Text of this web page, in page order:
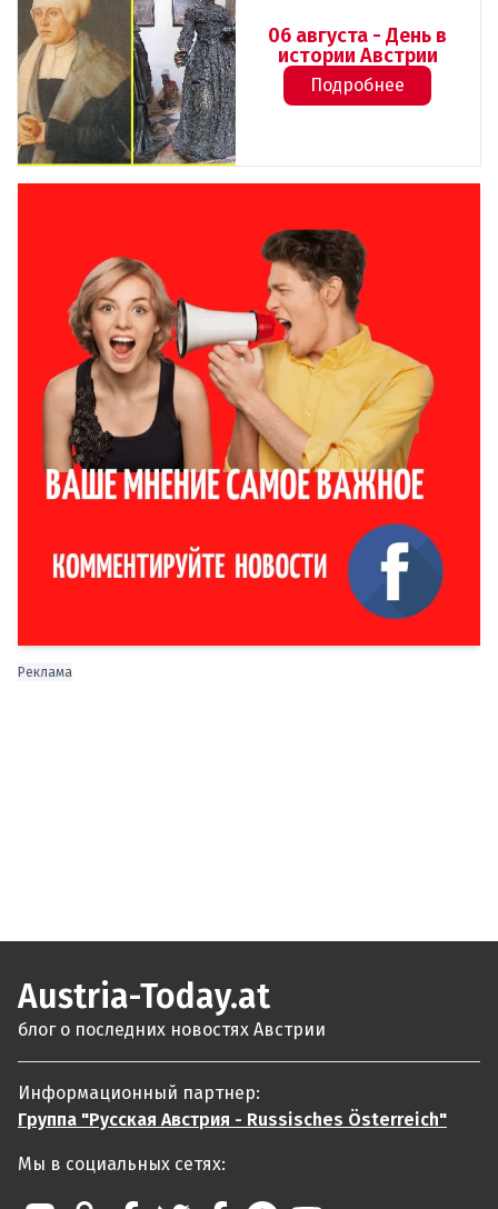
06 августа - День в
истории Австрии
Подробнее
Реклама
Austria-Today.at
блог о последних новостях Австрии
Информационный партнер:
Группа "Русская Австрия - Russisches Österreich"
Мы в социальных сетях: